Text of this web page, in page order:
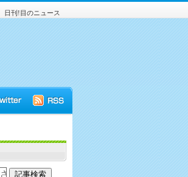
日刊!目のニュース